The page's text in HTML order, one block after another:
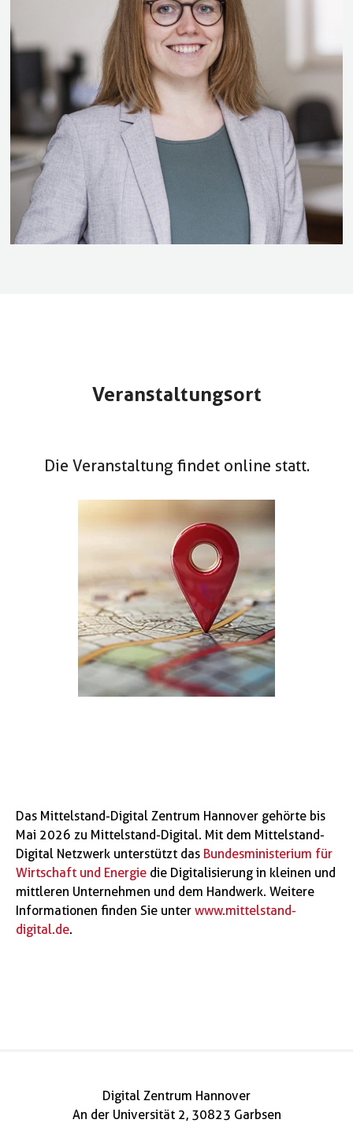
Veranstaltungsort
Die Veranstaltung findet online statt.
Das Mittelstand-Digital Zentrum Hannover gehörte bis
Mai 2026 zu Mittelstand-Digital. Mit dem Mittelstand-
Digital Netzwerk unterstützt das Bundesministerium für
Wirtschaft und Energie die Digitalisierung in kleinen und
mittleren Unternehmen und dem Handwerk. Weitere
Informationen finden Sie unter www.mittelstand-
digital.de.
Digital Zentrum Hannover
An der Universität 2, 30823 Garbsen